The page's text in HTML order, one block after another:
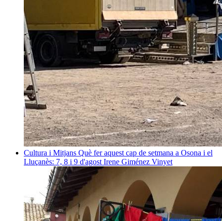
Cultura i Mitjans Què fer aquest cap de setmana a Osona i el
Lluçanès: 7, 8 i 9 d'agost Irene Giménez Vinyet